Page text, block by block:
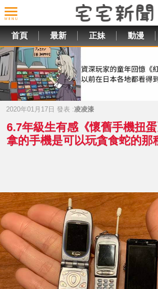
首頁 最新 正妹 動漫
2020年01月17日 發表 :凌凌漆
6.7年級生有感《懷舊手機扭
拿的手機是可以玩貪食蛇的那